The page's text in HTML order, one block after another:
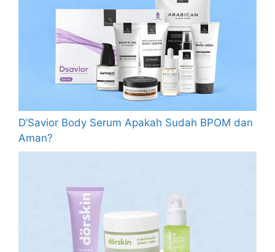
D’Savior Body Serum Apakah Sudah BPOM dan
Aman?